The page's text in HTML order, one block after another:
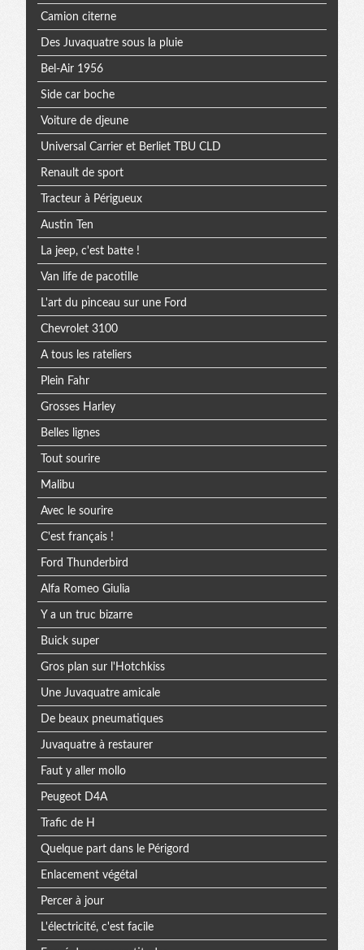
Camion citerne
Des Juvaquatre sous la pluie
Bel-Air 1956
Side car boche
Voiture de djeune
Universal Carrier et Berliet TBU CLD
Renault de sport
Tracteur à Périgueux
Austin Ten
La jeep, c'est batte !
Van life de pacotille
L'art du pinceau sur une Ford
Chevrolet 3100
A tous les rateliers
Plein Fahr
Grosses Harley
Belles lignes
Tout sourire
Malibu
Avec le sourire
C'est français !
Ford Thunderbird
Alfa Romeo Giulia
Y a un truc bizarre
Buick super
Gros plan sur l'Hotchkiss
Une Juvaquatre amicale
De beaux pneumatiques
Juvaquatre à restaurer
Faut y aller mollo
Peugeot D4A
Trafic de H
Quelque part dans le Périgord
Enlacement végétal
Percer à jour
L'électricité, c'est facile